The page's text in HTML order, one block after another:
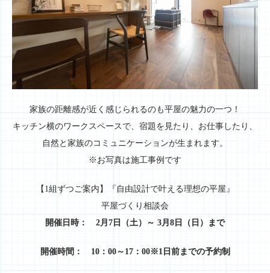
家族の距離感が近く感じられるのも平屋の魅力の一つ！
キッチン横のワークスペースで、宿題を見たり、お仕事したり、
自然と家族のコミュニケーションが生まれます。
※お写真は施工事例です
【1組ずつご案内】『自由設計で叶える理想の平屋』
平屋づくり相談会
開催日時： 2月7日（土）～ 3月8日（日）まで
開催時間： 10：00～17：00※1日前までの予約制